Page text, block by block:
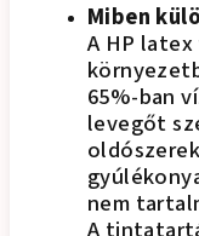
Miben
A HP
65%-ban
levegőt
nem